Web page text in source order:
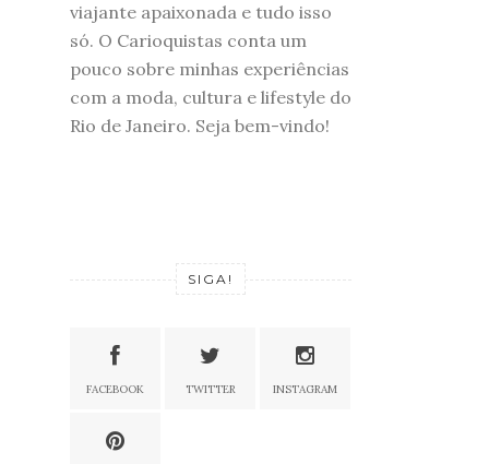
viajante apaixonada e tudo isso
só. O Carioquistas conta um
pouco sobre minhas experiências
com a moda, cultura e lifestyle do
Rio de Janeiro. Seja bem-vindo!
SIGA!
FACEBOOK TWITTER INSTAGRAM